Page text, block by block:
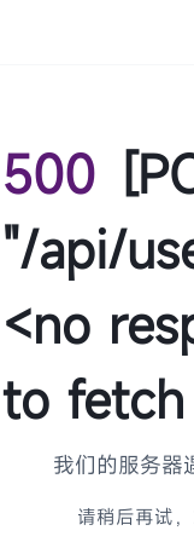
500
"/api/
<no
to fetch
我们的服务器
请稍后再试